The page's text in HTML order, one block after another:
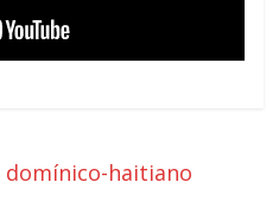
domínico-haitiano